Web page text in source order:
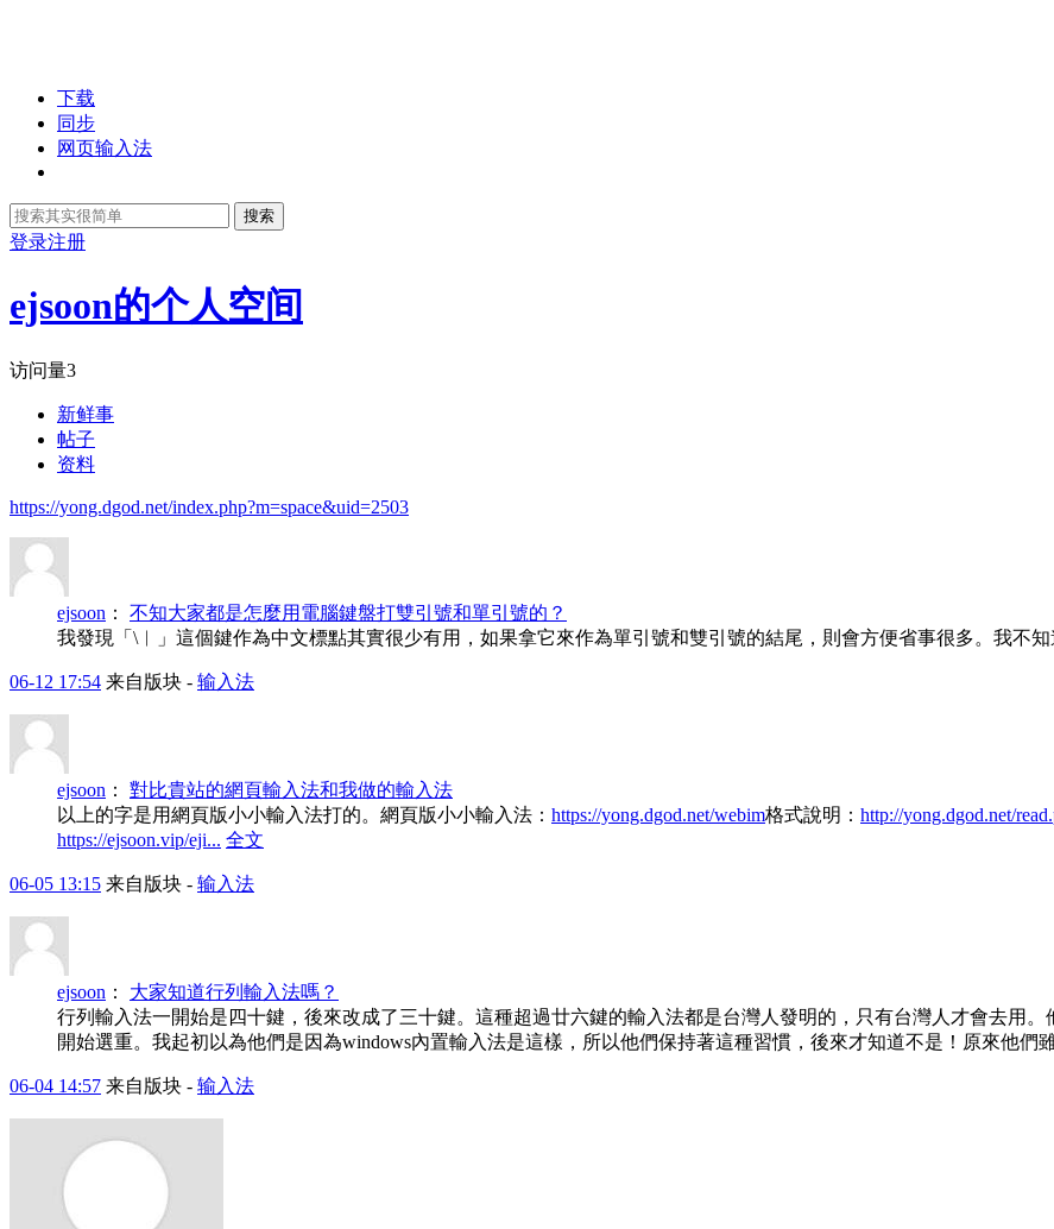
下载
同步
网页输入法
搜索
登录注册
ejsoon的个人空间
访问量3
新鲜事
帖子
资料
https://yong.dgod.net/index.php?m=space&uid=2503
ejsoon ： 不知大家都是怎麼用電腦鍵盤打雙引號和單引號的？
我發現「\︱」這個鍵作為中文標點其實很少有用，如果拿它來作為單引號和雙引號的結尾，則會方便省事很多。我不
06-12 17:54 来自版块 - 输入法
ejsoon ： 對比貴站的網頁輸入法和我做的輸入法
以上的字是用網頁版小小輸入法打的。網頁版小小輸入法： https://yong.dgod.net/webim格式說明： http://yong.dgod.net/
https://ejsoon.vip/eji... 全文
06-05 13:15 来自版块 - 输入法
ejsoon ： 大家知道行列輸入法嗎？
行列輸入法一開始是四十鍵，後來改成了三十鍵。這種超過廿六鍵的輸入法都是台灣人發明的，只有台灣人才會去用
開始選重。我起初以為他們是因為windows內置輸入法是這樣，所以他們保持著這種習慣，後來才知道不是！原來他們
06-04 14:57 来自版块 - 输入法